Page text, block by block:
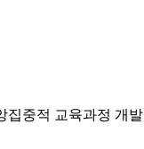
집중적 교육과정 개발